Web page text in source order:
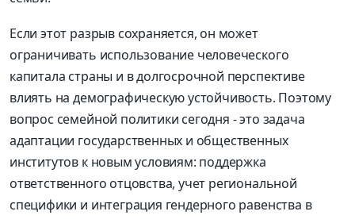
Если этот разрыв сохраняется, он может
ограничивать использование человеческого
капитала страны и в долгосрочной перспективе
влиять на демографическую устойчивость. Поэтому
вопрос семейной политики сегодня - это задача
адаптации государственных и общественных
институтов к новым условиям: поддержка
ответственного отцовства, учет региональной
специфики и интеграция гендерного равенства в